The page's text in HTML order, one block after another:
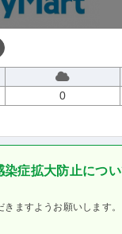
0
染症拡大防止につ
ますようお願いします。